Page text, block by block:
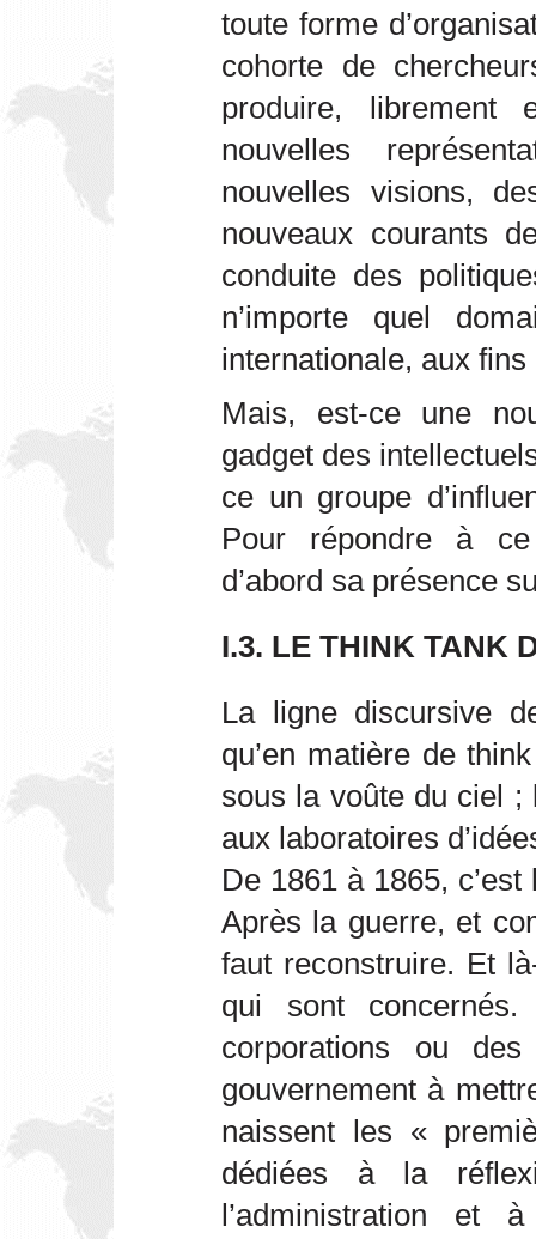
toute forme
cohorte de
produire,
nouvelles
nouvelles visions,
nouveaux courants
conduite des
n’importe quel
internationale, aux
Mais, est-ce une
gadget des
ce un groupe
Pour répondre à ce
d’abord sa présence
I.3. LE THINK TANK
La ligne discursive
qu’en matière de
sous la voûte du ciel ;
aux laboratoires
De 1861 à 1865,
Après la guerre, et
faut reconstruire. Et
qui sont
corporations ou
gouvernement à
naissent les «
dédiées à la
l’administration et